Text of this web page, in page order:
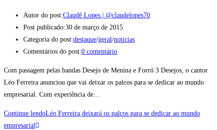
Autor do post:Claudê Lopes | @claudelopes70
Post publicado:30 de março de 2015
Categoria do post:destaque/geral/noticias
Comentários do post:0 comentário
Com passagem pelas bandas Desejo de Menina e Forró 3 Desejos, o cantor
Léo Ferreira anunciou que vai deixar os palcos para se dedicar ao mundo
empresarial. Com experiência de…
Continue lendoLéo Ferreira deixará os palcos para se dedicar ao mundo
empresarial